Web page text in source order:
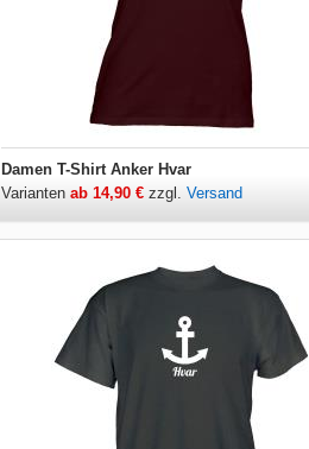
Damen T-Shirt Anker Hvar
Varianten ab 14,90 €zzgl. Versand